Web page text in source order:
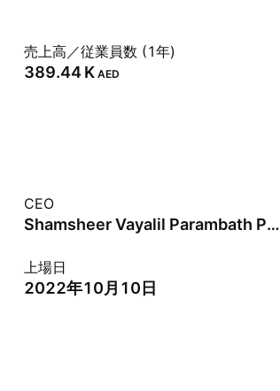
売上高／従業員数 (1年)
‪389.44 K‬ AED
CEO
Shamsheer Vayalil Parambath Pokkinari Hashim
上場日
2022年10月10日